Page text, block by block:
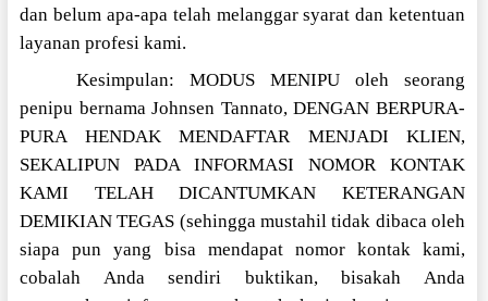
dan belum apa-apa telah melanggar syarat dan ketentuan
layanan profesi kami.
Kesimpulan: MODUS MENIPU oleh seorang
penipu bernama Johnsen Tannato, DENGAN BERPURA-
PURA HENDAK MENDAFTAR MENJADI KLIEN,
SEKALIPUN PADA INFORMASI NOMOR KONTAK
KAMI TELAH DICANTUMKAN KETERANGAN
DEMIKIAN TEGAS (sehingga mustahil tidak dibaca oleh
siapa pun yang bisa mendapat nomor kontak kami,
cobalah Anda sendiri buktikan, bisakah Anda